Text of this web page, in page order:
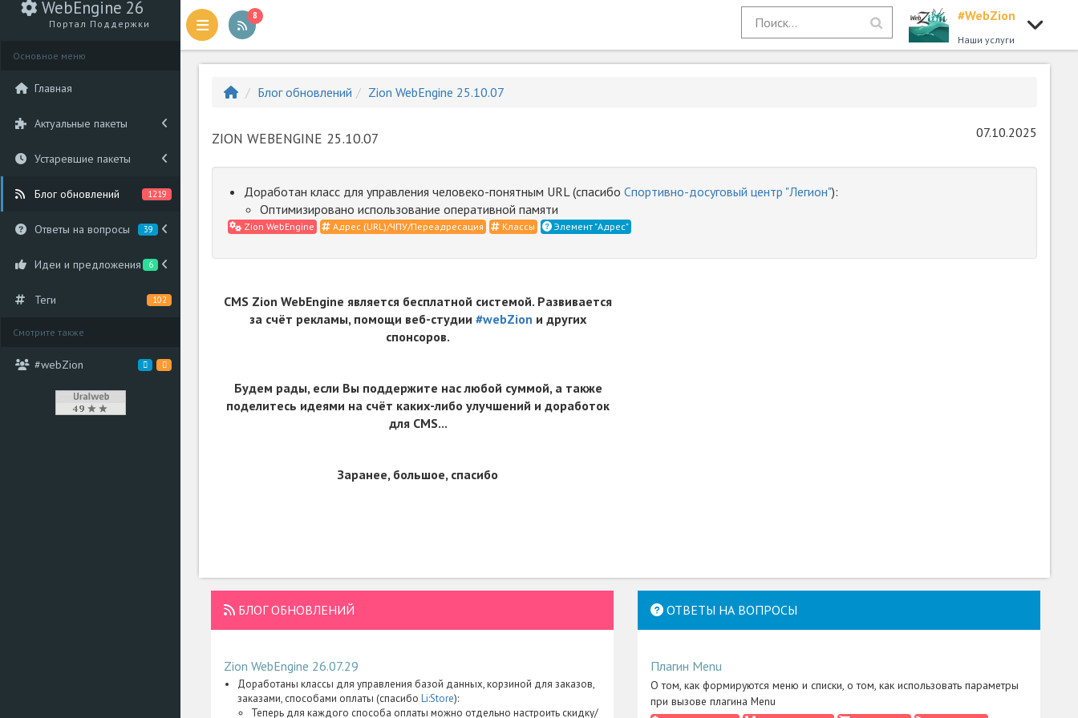
WebEngine 26
Портал Поддержки
Основное меню
Главная
Актуальные пакеты
Устаревшие пакеты
Блог обновлений 1219
Ответы на вопросы 39
Идеи и предложения 6
Теги 102
Смотрите также
#webZion
8 #WebZion
Наши услуги
Блог обновлений Zion WebEngine 25.10.07
ZION WEBENGINE 25.10.07 07.10.2025
Доработан класс для управления человеко-понятным URL (спасибо Спортивно-досуговый центр "Легион"):
Оптимизировано использование оперативной памяти
Zion WebEngine Адрес (URL)/ЧПУ/Переадресация Классы Элемент "Адрес"
CMS Zion WebEngine является бесплатной системой. Развивается
за счёт рекламы, помощи веб-студии #webZion и других
спонсоров.
Будем рады, если Вы поддержите нас любой суммой, а также
поделитесь идеями на счёт каких-либо улучшений и доработок
для CMS...
Заранее, большое, спасибо
БЛОГ ОБНОВЛЕНИЙ
Zion WebEngine 26.07.29
Доработаны классы для управления базой данных, корзиной для заказов,
заказами, способами оплаты (спасибо Li:Store):
Теперь для каждого способа оплаты можно отдельно настроить скидку/
ОТВЕТЫ НА ВОПРОСЫ
Плагин Menu
О том, как формируются меню и списки, о том, как использовать параметры
при вызове плагина Menu